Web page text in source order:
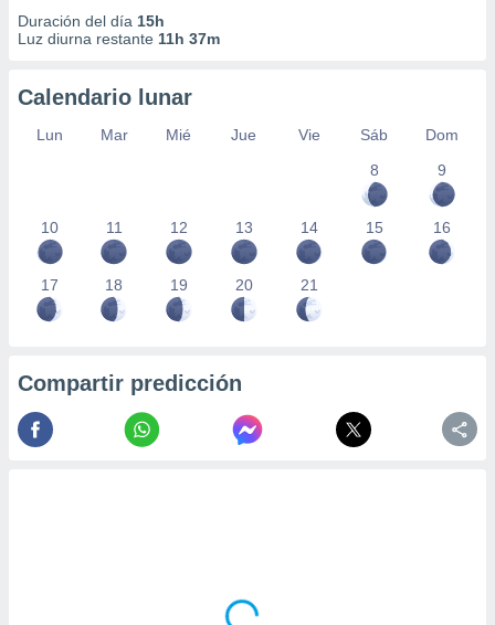
Duración del día 15h
Luz diurna restante 11h 37m
Calendario lunar
Lun Mar Mié Jue Vie Sáb
Dom
8
9
10 11 12 13 14 15 16
17 18 19 20 21
Compartir predicción